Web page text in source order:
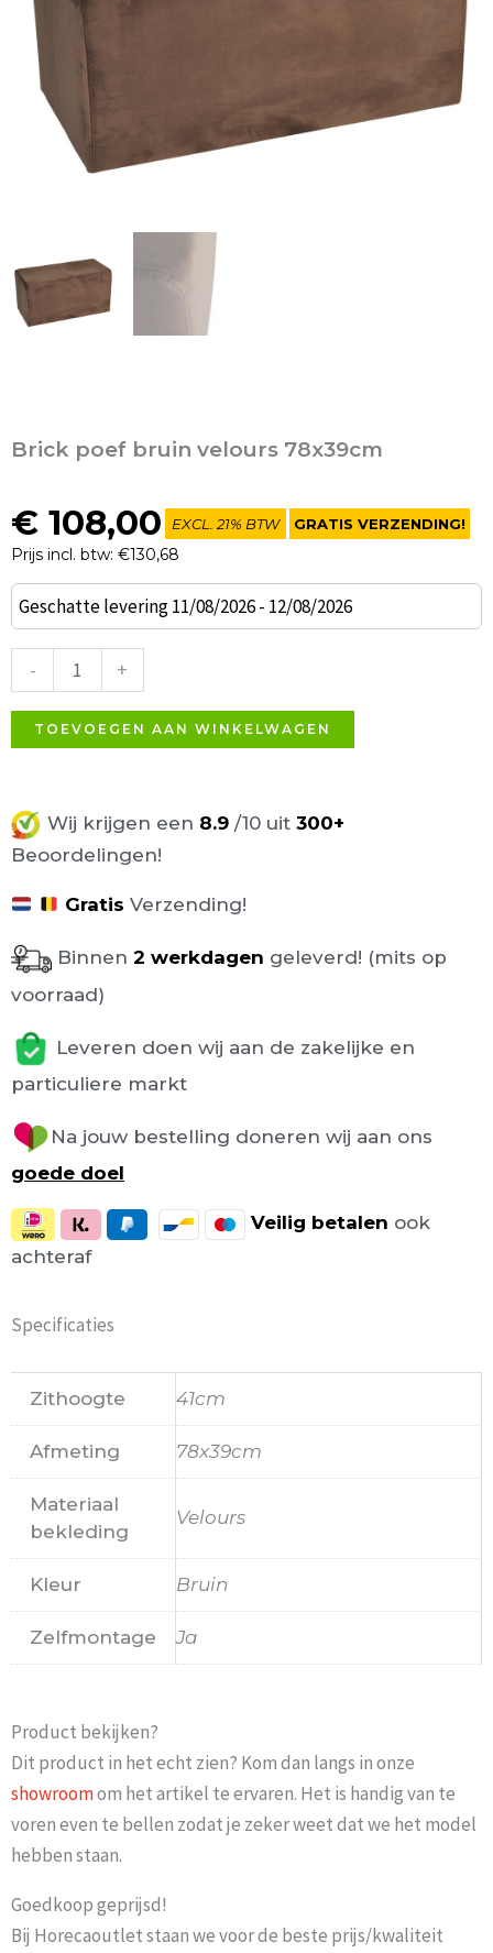
Brick poef bruin velours 78x39cm
€ 108,00
Prijs incl. btw: €130,68
EXCL. 21% BTW GRATIS VERZENDING!
Geschatte levering 11/08/2026 - 12/08/2026
-
Brick
poef
velours
78x39cm
aantal
+
TOEVOEGEN AAN WINKELWAGEN
Wij krijgen een 8.9 /10 uit 300+
Beoordelingen!
Gratis Verzending!
Binnen 2 werkdagen geleverd! (mits op
voorraad)
Leveren doen wij aan de zakelijke en
particuliere markt
Na jouw bestelling doneren wij aan ons
goede doel
Veilig betalen ook
achteraf
Specificaties
Zithoogte 41cm
Afmeting 78x39cm
Materiaal
bekleding
Velours
Kleur Bruin
Zelfmontage Ja
Product bekijken?
Dit product in het echt zien? Kom dan langs in onze
showroomom het artikel te ervaren. Het is handig van te
voren even te bellen zodat je zeker weet dat we het model
hebben staan.
Goedkoop geprijsd!
Bij Horecaoutlet staan we voor de beste prijs/kwaliteit